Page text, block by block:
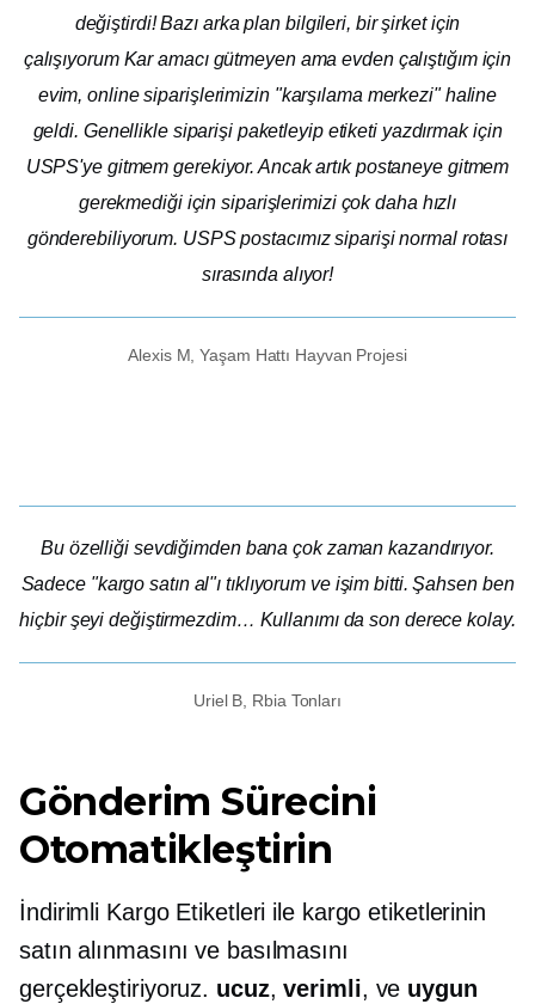
değiştirdi! Bazı arka plan bilgileri, bir şirket için
çalışıyorum Kar amacı gütmeyenama evden çalıştığım için
evim, online siparişlerimizin "karşılama merkezi" haline
geldi. Genellikle siparişi paketleyip etiketi yazdırmak için
USPS'ye gitmem gerekiyor. Ancak artık postaneye gitmem
gerekmediği için siparişlerimizi çok daha hızlı
gönderebiliyorum. USPS postacımız siparişi normal rotası
sırasında alıyor!
Alexis M, Yaşam Hattı Hayvan Projesi
Bu özelliği sevdiğimden bana çok zaman kazandırıyor.
Sadece "kargo satın al"ı tıklıyorum ve işim bitti. Şahsen ben
hiçbir şeyi değiştirmezdim… Kullanımı da son derece kolay.
Uriel B, Rbia Tonları
Gönderim Sürecini
Otomatikleştirin
İndirimli Kargo Etiketleri ile kargo etiketlerinin
satın alınmasını ve basılmasını
gerçekleştiriyoruz. ucuz,verimli, ve uygun